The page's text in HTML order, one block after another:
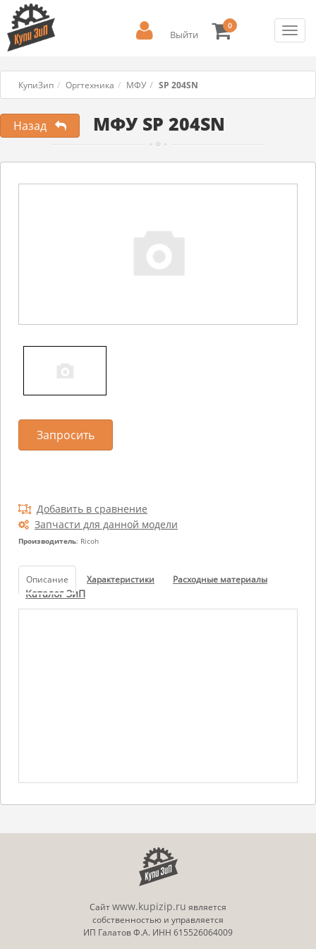
Выйти
0
КупиЗип Оргтехника МФУ SP 204SN
МФУ SP 204SN
Назад
Добавить в сравнение
Запчасти для данной модели
Производитель: Ricoh
Запросить
Описание Характеристики Расходные материалы
Каталог ЗиП
Сайтwww.kupizip.ru является
собственностью и управляется
ИП Галатов Ф.А. ИНН 615526064009